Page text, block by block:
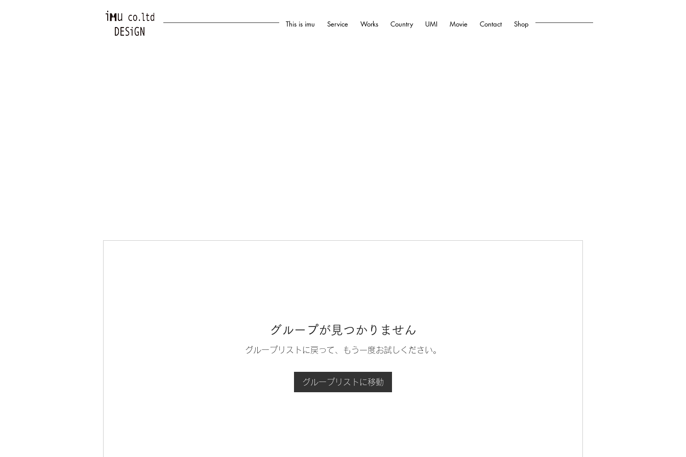
This is imu Service Works Country UMI Movie Contact Shop
グループが見つかりません
グループリストに戻って、もう一度お試しください。
グループリストに移動